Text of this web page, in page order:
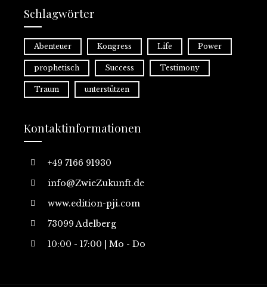
Schlagwörter
Abenteuer Kongress Life Power
prophetisch Success Testimony
Traum unterstützen
Kontaktinformationen
+49 7166 91930
info@ZwieZukunft.de
www.edition-pji.com
73099 Adelberg
10:00 - 17:00 | Mo - Do